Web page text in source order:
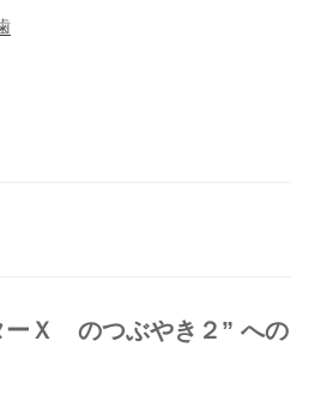
ーＸ のつぶやき２” への